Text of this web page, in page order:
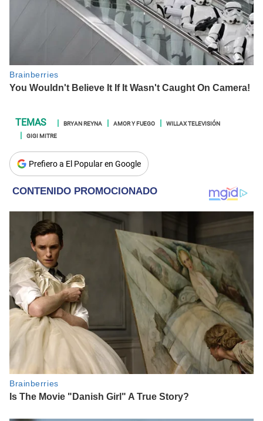
BRYAN REYNA AMOR Y FUEGO
WILLAX TELEVISIÓN
GIGI MITRE
Prefiero a El Popular en Google